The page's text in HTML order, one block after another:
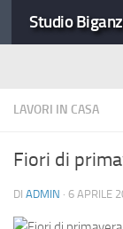
LAVORI IN CASA
Fiori di
DI ADMIN · 6 APRILE